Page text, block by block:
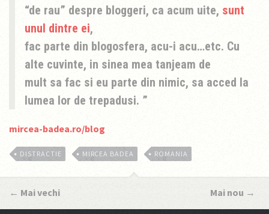
“de rau” despre bloggeri, ca acum uite, sunt
unul dintre ei,
fac parte din blogosfera, acu-i acu…etc. Cu
alte cuvinte, in sinea mea tanjeam de
mult sa fac si eu parte din nimic, sa acced la
lumea lor de trepadusi.
mircea-badea.ro/blog
DISTRACTIE MIRCEA BADEA ROMANIA
← Mai vechi Mai nou →